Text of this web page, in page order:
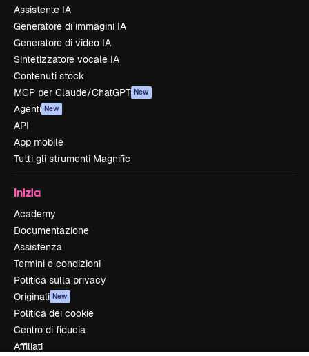
Assistente IA
Generatore di immagini IA
Generatore di video IA
Sintetizzatore vocale IA
Contenuti stock
MCP per Claude/ChatGPT New
Agenti New
API
App mobile
Tutti gli strumenti Magnific
Inizia
Academy
Documentazione
Assistenza
Termini e condizioni
Politica sulla privacy
Originali New
Politica dei cookie
Centro di fiducia
Affiliati